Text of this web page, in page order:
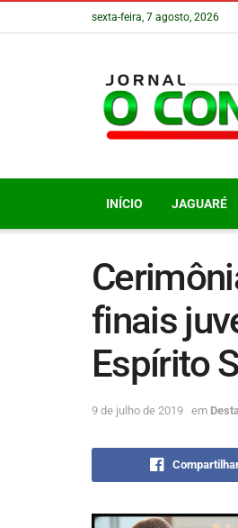
sexta-feira, 7 agosto, 2026
INÍCIO JAGUARÉ
finais
Espírito
9 de julho de 2019 em